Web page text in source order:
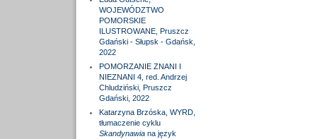
WOJEWÓDZTWO
POMORSKIE
ILUSTROWANE, Pruszcz
Gdański - Słupsk - Gdańsk,
2022
POMORZANIE ZNANI I
NIEZNANI 4, red. Andrzej
Chludziński, Pruszcz
Gdański, 2022
Katarzyna Brzóska, WYRD,
tłumaczenie cyklu
Skandynawiana język